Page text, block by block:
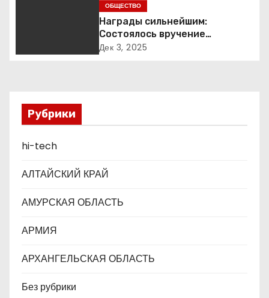
п
з
а
п
и
с
я
м
ОБЩЕСТВО
Награды сильнейшим:
Состоялось вручение
международной премии Best
Дек 3, 2025
Рубрики
hi-tech
АЛТАЙСКИЙ КРАЙ
АМУРСКАЯ ОБЛАСТЬ
АРМИЯ
АРХАНГЕЛЬСКАЯ ОБЛАСТЬ
Без рубрики